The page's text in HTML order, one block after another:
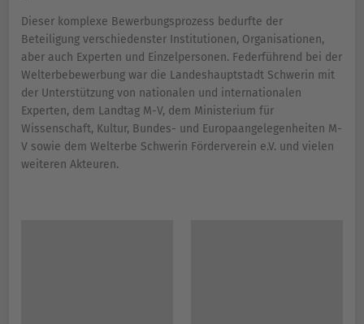
Dieser komplexe Bewerbungsprozess bedurfte der
Beteiligung verschiedenster Institutionen, Organisationen,
aber auch Experten und Einzelpersonen. Federführend bei der
Welterbebewerbung war die Landeshauptstadt Schwerin mit
der Unterstützung von nationalen und internationalen
Experten, dem Landtag M-V, dem Ministerium für
Wissenschaft, Kultur, Bundes- und Europaangelegenheiten M-
V sowie dem Welterbe Schwerin Förderverein e.V. und vielen
weiteren Akteuren.